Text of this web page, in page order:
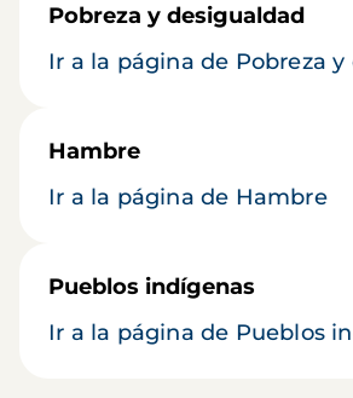
Pobreza y desigualdad
Ir a la página de Pobreza
Hambre
Ir a la página de Hambre
Pueblos indígenas
Ir a la página de Pueblos